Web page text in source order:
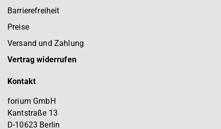
Barrierefreiheit
Preise
Versand und Zahlung
Vertrag widerrufen
Kontakt
forium GmbH
Kantstraße 13
D-10623 Berlin